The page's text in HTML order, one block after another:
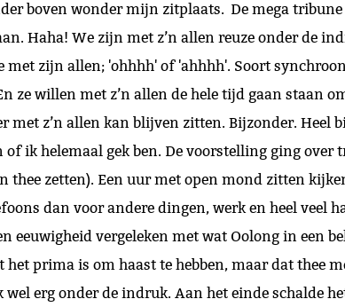
boven wonder mijn zitplaats. De mega
Haha! We zijn met z’n allen reuze onder de
met zijn allen; 'ohhhh' of 'ahhhh'. Soort
ze willen met z’n allen de hele tijd gaan staan
met z’n allen kan blijven zitten. Bijzonder. Heel
ik helemaal gek ben. De voorstelling ging over
thee zetten). Een uur met open mond zitten
dan voor andere dingen, werk en heel veel
eeuwigheid vergeleken met wat Oolong in een
prima is om haast te hebben, maar dat thee
erg onder de indruk. Aan het einde schalde